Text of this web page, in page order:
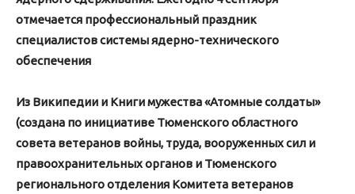
отмечается профессиональный праздник
специалистов системы ядерно-технического
обеспечения
Из Википедии и Книги мужества «Атомные солдаты»
(создана по инициативе Тюменского областного
совета ветеранов войны, труда, вооруженных сил и
правоохранительных органов и Тюменского
регионального отделения Комитета ветеранов